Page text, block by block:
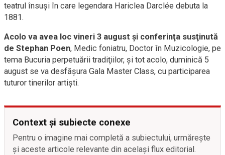
teatrul însuşi în care legendara Hariclea Darclée debuta la
1881.
Acolo va avea loc vineri 3 august şi conferinţa susţinută
de Stephan Poen, Medic foniatru, Doctor în Muzicologie, pe
tema Bucuria perpetuării tradiţiilor, şi tot acolo, duminică 5
august se va desfăşura Gala Master Class, cu participarea
tuturor tinerilor artişti.
Context și subiecte conexe
Pentru o imagine mai completă a subiectului, urmărește
și aceste articole relevante din același flux editorial.